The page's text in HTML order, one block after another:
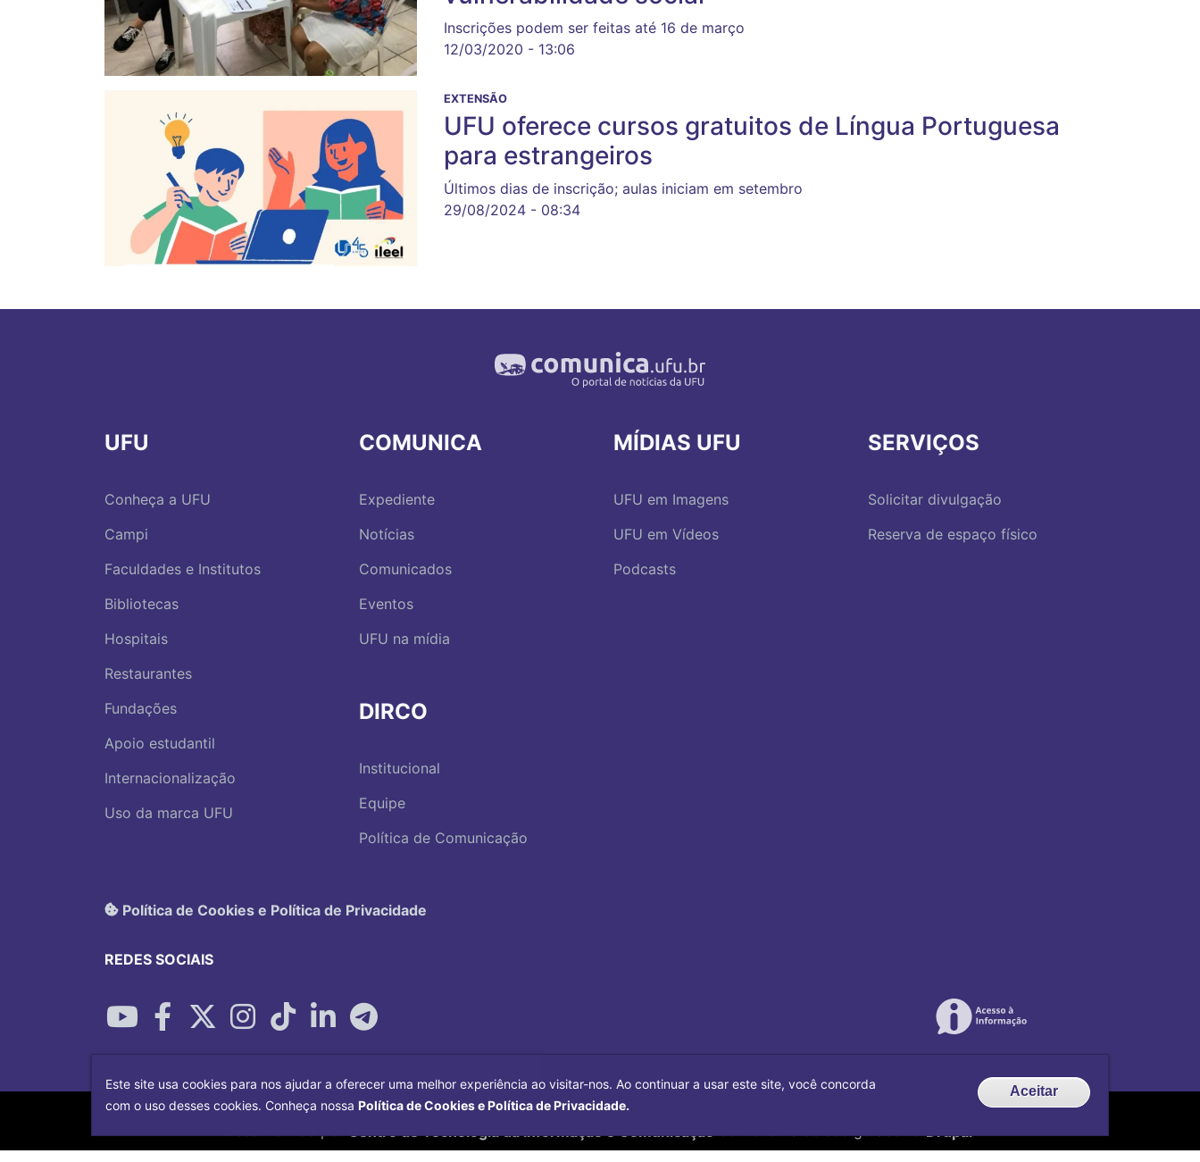
Inscrições podem ser feitas até 16 de março
12/03/2020 - 13:06
EXTENSÃO
UFU oferece cursos gratuitos de Língua Portuguesa
para estrangeiros
Últimos dias de inscrição; aulas iniciam em setembro
29/08/2024 - 08:34
UFU
Conheça a UFU
Campi
Faculdades e Institutos
Bibliotecas
Hospitais
Restaurantes
Fundações
Apoio estudantil
Internacionalização
Uso da marca UFU
COMUNICA
Expediente
Notícias
Comunicados
Eventos
UFU na mídia
DIRCO
Institucional
Equipe
Política de Comunicação
MÍDIAS UFU
UFU em Imagens
UFU em Vídeos
Podcasts
SERVIÇOS
Solicitar divulgação
Reserva de espaço físico
Política de Cookies e Política de Privacidade
REDES SOCIAIS
Copyright©2026Universidade Federal Uberlândia.
Desenvolvido por Centro de Tecnologia da Informação e Comunicação com o CMS de código aberto Drupal
Este site usa cookies para nos ajudar a oferecer uma melhor experiência ao visitar-nos. Ao continuar a usar este site, você concorda
com o uso desses cookies. Conheça nossa Política de Cookies e Política de Privacidade.
Aceitar